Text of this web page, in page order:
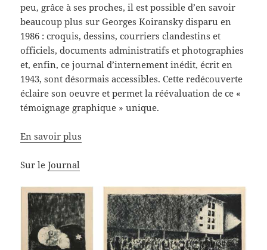
peu, grâce à ses proches, il est possible d’en savoir
beaucoup plus sur Georges Koiransky disparu en
1986 : croquis, dessins, courriers clandestins et
officiels, documents administratifs et photographies
et, enfin, ce journal d’internement inédit, écrit en
1943, sont désormais accessibles. Cette redécouverte
éclaire son oeuvre et permet la réévaluation de ce «
témoignage graphique » unique.
En savoir plus
Sur leJournal